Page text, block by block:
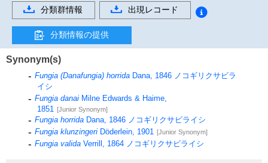
分類群情報
出現レコード
分類情報の提供
Synonym(s)
Fungia (Danafungia) horrida Dana, 1846 ノコギリクサビラ
イシ
Fungia danai Milne Edwards & Haime,
1851 [Junior Synonym]
Fungia horrida Dana, 1846 ノコギリクサビライシ
Fungia klunzingeri Döderlein, 1901 [Junior Synonym]
Fungia valida Verrill, 1864 ノコギリクサビライシ